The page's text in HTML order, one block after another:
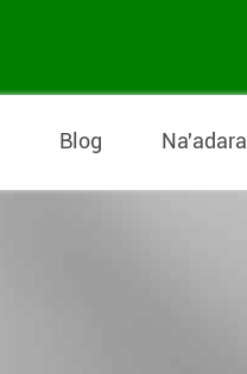
Blog Na'adara